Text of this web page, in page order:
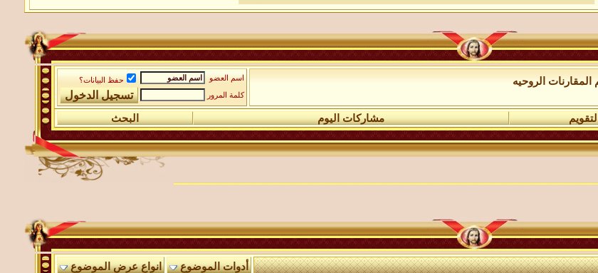
الروحيه اسم العضو
حفظ البيانات؟
كلمة المرور
مشاركات اليوم البحث
أدوات الموضوع انواع عرض الموضوع